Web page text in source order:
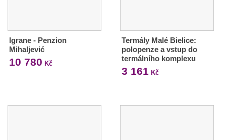
Igrane - Penzion
Mihaljević
10 780 Kč
Termály Malé Bielice:
polopenze a vstup do
termálního komplexu
3 161 Kč